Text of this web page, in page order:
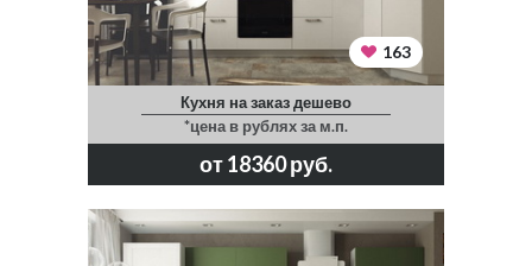
163
Кухня на заказ дешево
*цена в рублях за м.п.
от 18360 руб.